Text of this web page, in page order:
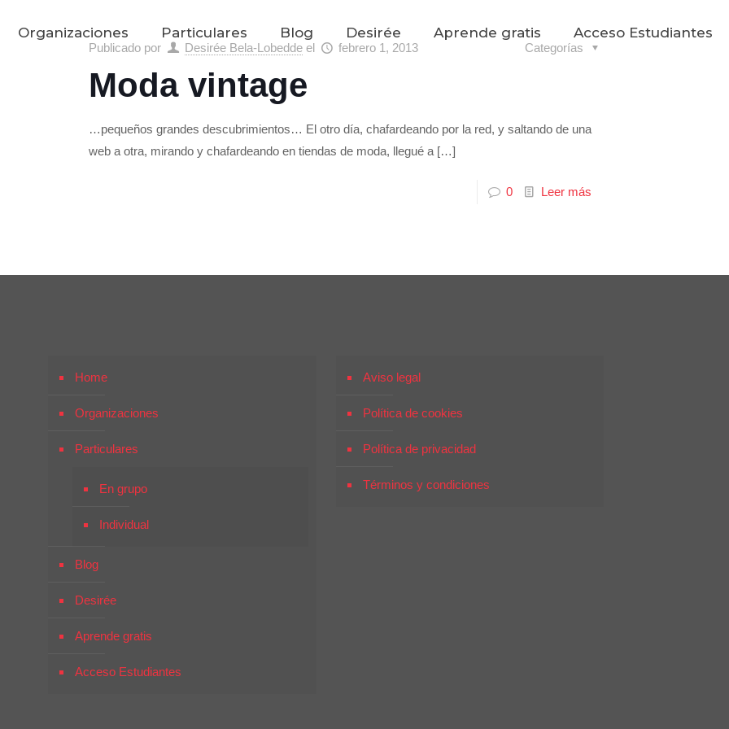
Organizaciones Particulares Blog Desirée Aprende gratis Acceso Estudiantes
Publicado por Desirée Bela-Lobedde el febrero 1, 2013 Categorías
Moda vintage
…pequeños grandes descubrimientos… El otro día, chafardeando por la red, y saltando de una
web a otra, mirando y chafardeando en tiendas de moda, llegué a […]
0 Leer más
Home
Organizaciones
Particulares
En grupo
Individual
Blog
Desirée
Aprende gratis
Acceso Estudiantes
Aviso legal
Política de cookies
Política de privacidad
Términos y condiciones